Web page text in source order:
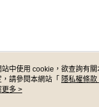
站中使用 cookie，欲查詢有
，請參閱本網站「 隱私權條款
cookie。
更多 >